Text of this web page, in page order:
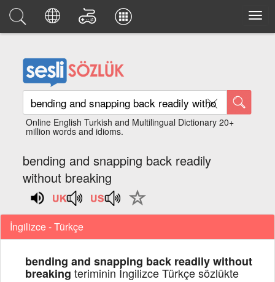
Online English Turkish and Multilingual Dictionary 20+
million words and idioms.
bending and snapping back readily
without breaking
İngilizce - Türkçe
bending and snapping back readily without
breaking teriminin İngilizce Türkçe sözlükte